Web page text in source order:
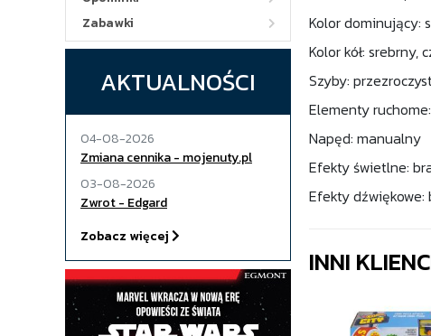
Zabawki
AKTUALNOŚCI
04-08-2026
Zmiana cennika - mojenuty.pl
03-08-2026
Zwrot - Edgard
Zobacz więcej
Kolor dominujący:
Kolor kół: srebrny,
Szyby:
Elementy ruchome:
Napęd: manualny
Efekty świetlne:
Efekty dźwiękowe:
INNI